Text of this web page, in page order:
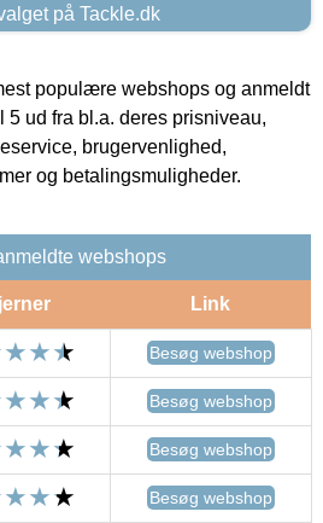
på Tackle.dk
populære webshops og anmeldt
5 ud fra bl.a. deres prisniveau,
brugervenlighed,
og betalingsmuligheder.
webshops
Link
Besøg webshop
Besøg webshop
Besøg webshop
Besøg webshop